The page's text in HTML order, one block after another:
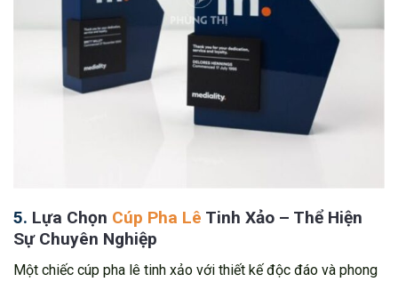
5. Lựa Chọn Cúp Pha Lê Tinh Xảo – Thể Hiện
Sự Chuyên Nghiệp
Một chiếc cúp pha lê tinh xảo với thiết kế độc đáo và phong